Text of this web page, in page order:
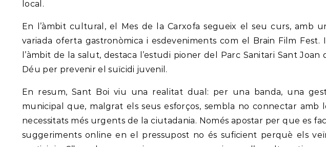
local.
En l’àmbit cultural, el Mes de la Carxofa segueix el seu curs, amb
variada oferta gastronòmica i esdeveniments com el Brain Film Fest.
l’àmbit de la salut, destaca l’estudi pioner del Parc Sanitari Sant Joan
Déu per prevenir el suïcidi juvenil.
En resum, Sant Boi viu una realitat dual: per una banda, una
municipal que, malgrat els seus esforços, sembla no connectar amb
necessitats més urgents de la ciutadania. Només apostar per que es
suggeriments online en el pressupost no és suficient perquè els